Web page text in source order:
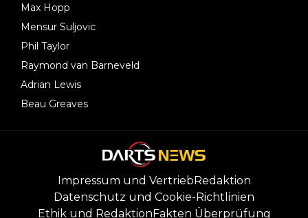
Max Hopp
Mensur Suljovic
Phil Taylor
Raymond van Barneveld
Adrian Lewis
Beau Greaves
Impressum und Vertrieb Redaktion
Datenschutz und Cookie-Richtlinien
Ethik und Redaktion Fakten Überprüfung